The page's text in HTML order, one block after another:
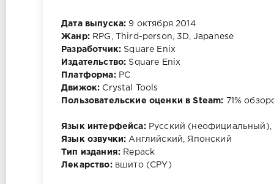
Дата выпуска: 9 октября 2014
Жанр:RPG, Third-person, 3D, Japanese
Разработчик: Square Enix
Издательство: Square Enix
Платформа:PC
Движок: Crystal Tools
Пользовательские оценки в Steam: 71%
Язык интерфейса:Русский (неофициальный),
Язык озвучки: Английский, Японский
Тип издания: Repack
Лекарство:вшито (CPY)